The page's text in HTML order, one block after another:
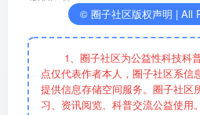
具体来看，此次获奖的「AI
© 圈子社区版权声明 | All
1、圈子社区为公益性科技科
点仅代表作者本人，圈子社区系信
提供信息存储空间服务。圈子社区
习、资讯阅览、科普交流公益使用。